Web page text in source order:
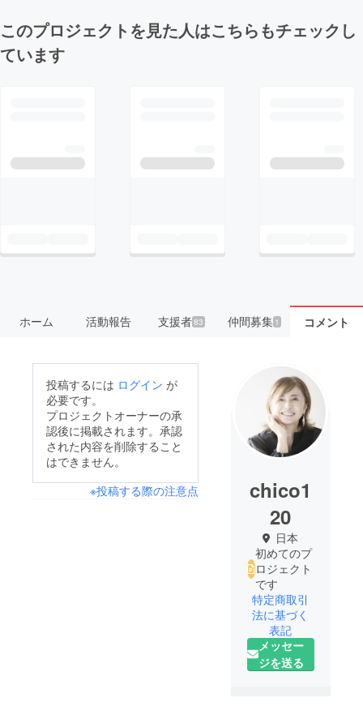
このプロジェクトを見た人はこちらもチェックし
ています
ホーム 活動報告 支援者83 仲間募集 1 コメント
投稿するには ログイン が
必要です。
プロジェクトオーナーの承
認後に掲載されます。承認
された内容を削除すること
はできません。
※投稿する際の注意点
chico1
20
日本
初めてのプ
ロジェクト
です
特定商取引
法に基づく
表記
メッセー
ジを送る